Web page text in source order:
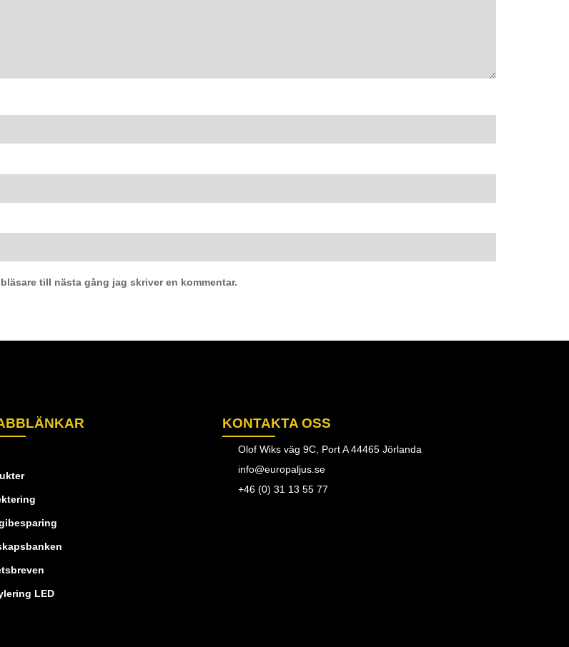
till nästa gång jag skriver en kommentar.
LED
KONTAKTA OSS
Olof Wiks väg 9C, Port A 44465 Jörlanda
info@europaljus.se
+46 (0) 31 13 55 77